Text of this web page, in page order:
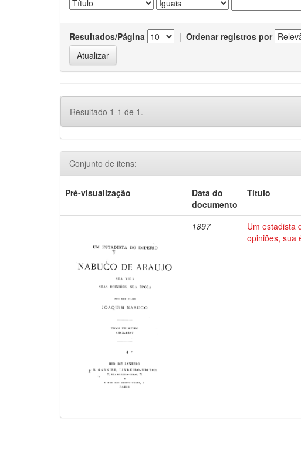
Resultados/Página | Ordenar registros por
Resultado 1-1 de 1.
Conjunto de itens:
Pré-visualização
Data do
documento
Título
1897
Um estadista
opiniões, sua